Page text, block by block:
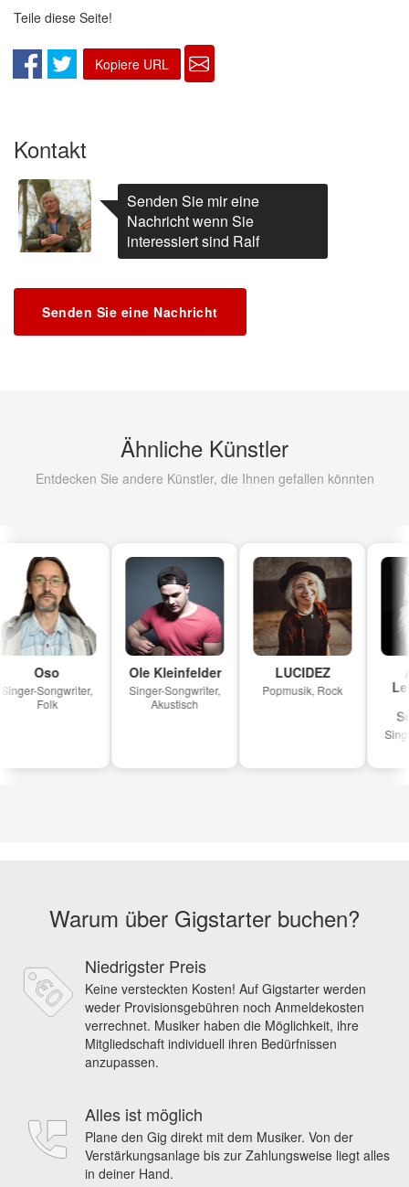
Teile diese Seite!
Kopiere URL
Kontakt
Senden Sie mir eine
Nachricht wenn Sie
interessiert sind Ralf
Senden Sie eine Nachricht
Ähnliche Künstler
Entdecken Sie andere Künstler, die Ihnen gefallen könnten
Oso
Songwriter,
Folk
Ole Kleinfelder
Singer-Songwriter,
Akustisch
LUCIDEZ
Popmusik, Rock
Warum über Gigstarter buchen?
Niedrigster Preis
Keine versteckten Kosten! Auf Gigstarter werden
weder Provisionsgebühren noch Anmeldekosten
verrechnet. Musiker haben die Möglichkeit, ihre
Mitgliedschaft individuell ihren Bedürfnissen
anzupassen.
Alles ist möglich
Plane den Gig direkt mit dem Musiker. Von der
Verstärkungsanlage bis zur Zahlungsweise liegt alles
in deiner Hand.